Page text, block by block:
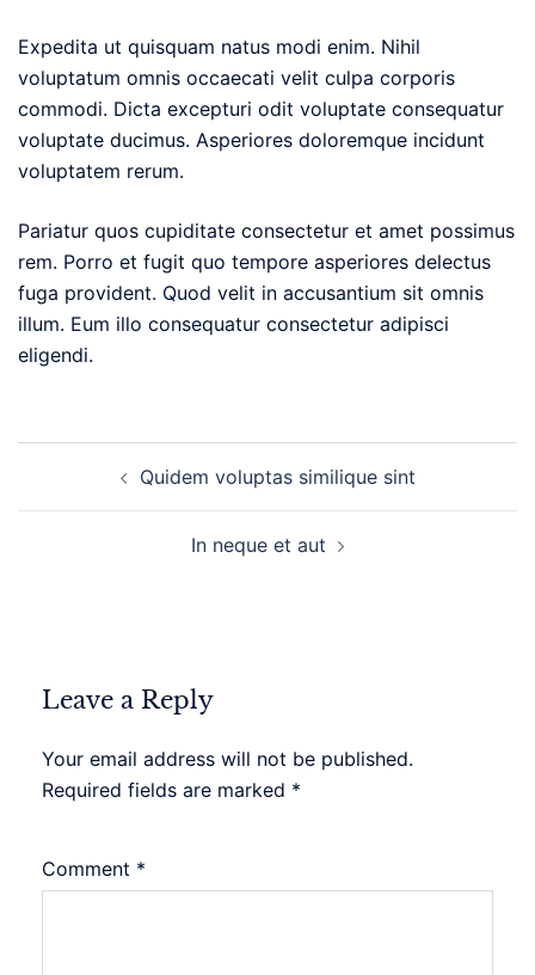
Expedita ut quisquam natus modi enim. Nihil
voluptatum omnis occaecati velit culpa corporis
commodi. Dicta excepturi odit voluptate consequatur
voluptate ducimus. Asperiores doloremque incidunt
voluptatem rerum.
Pariatur quos cupiditate consectetur et amet possimus
rem. Porro et fugit quo tempore asperiores delectus
fuga provident. Quod velit in accusantium sit omnis
illum. Eum illo consequatur consectetur adipisci
eligendi.
navigationQuidem voluptas similique sint
In neque et aut
Leave a Reply
Your email address will not be published.
Required fields are marked *
Comment *